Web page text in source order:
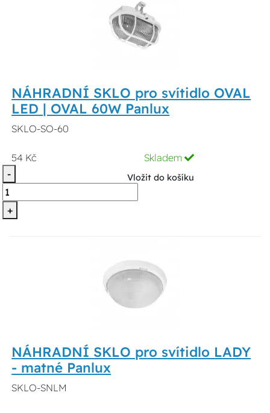
NÁHRADNÍ SKLO pro svítidlo OVAL
LED | OVAL 60W Panlux
SKLO-SO-60
54 Kč
Skladem
-
+
Vložit do košíku
NÁHRADNÍ SKLO pro svítidlo LADY
- matné Panlux
SKLO-SNLM